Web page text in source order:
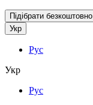
Підібрати безкоштовно
Укр
Рус
Укр
Рус